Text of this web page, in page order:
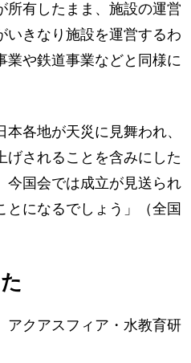
所有したまま、施設の運営
いきなり施設を運営するわ
業や鉄道事業などと同様に
各地が天災に見舞われ、
げされることを含みにした
今国会では成立が見送られ
とになるでしょう」（全国
クアスフィア・水教育研